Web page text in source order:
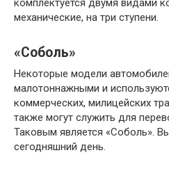
комплектуется двумя видами
механические, на три ступени.
«Соболь»
Некоторые модели
малотоннажными и
коммерческих, милицейских
также могут служить для
Таковым является «Соболь».
сегодняшний день.